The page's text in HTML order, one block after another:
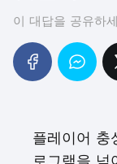
이 대답을 공유하
플레이어 충
로그램을 넘